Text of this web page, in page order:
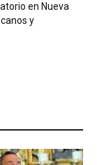
en Nueva
y